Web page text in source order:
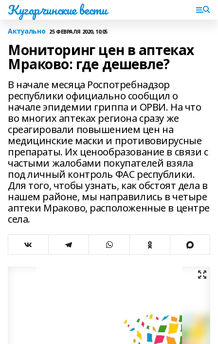
Кугарчинские вести
Актуально 25 ФЕВРАЛЯ 2020, 10:05
Мониторинг цен в аптеках
Мраково: где дешевле?
В начале месяца Роспотребнадзор
республики официально сообщил о
начале эпидемии гриппа и ОРВИ. На что
во многих аптеках региона сразу же
среагировали повышением цен на
медицинские маски и противовирусные
препараты. Их ценообразование в связи с
частыми жалобами покупателей взяла
под личный контроль ФАС республики.
Для того, чтобы узнать, как обстоят дела в
нашем районе, мы направились в четыре
аптеки Мраково, расположенные в центре
села.